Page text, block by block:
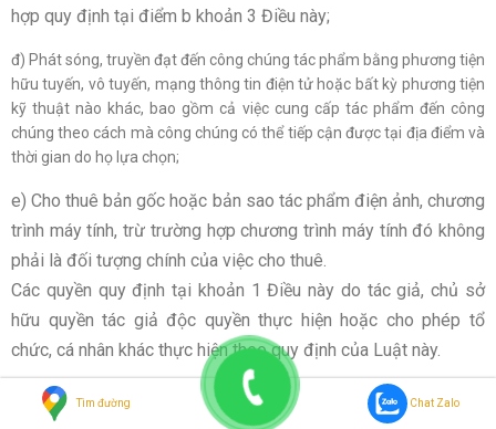
hợp quy định tại điểm b khoản 3 Điều này;
đ) Phát sóng, truyền đạt đến công chúng tác phẩm bằng phương tiện
hữu tuyến, vô tuyến, mạng thông tin điện tử hoặc bất kỳ phương tiện
kỹ thuật nào khác, bao gồm cả việc cung cấp tác phẩm đến công
chúng theo cách mà công chúng có thể tiếp cận được tại địa điểm và
thời gian do họ lựa chọn;
e) Cho thuê bản gốc hoặc bản sao tác phẩm điện ảnh, chương
trình máy tính, trừ trường hợp chương trình máy tính đó không
phải là đối tượng chính của việc cho thuê.
Các quyền quy định tại khoản 1 Điều này do tác giả, chủ sở
hữu quyền tác giả độc quyền thực hiện hoặc cho phép tổ
chức, cá nhân khác thực hiện theo quy định của Luật này.
Tổ chức, cá nhân khi khai thác, sử dụng một, một số hoặc toàn bộ
các quyền quy định tại khoản 1 Điều này và khoản 3 Điều 19 của Luật
Tìm đường Chat Zalo